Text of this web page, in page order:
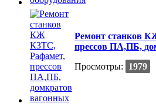
Ремонт станков
прессов ПА,ПБ,
Просмотры:
1979